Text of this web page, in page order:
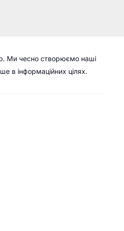
Ми чесно створюємо наші
в інформаційних цілях.